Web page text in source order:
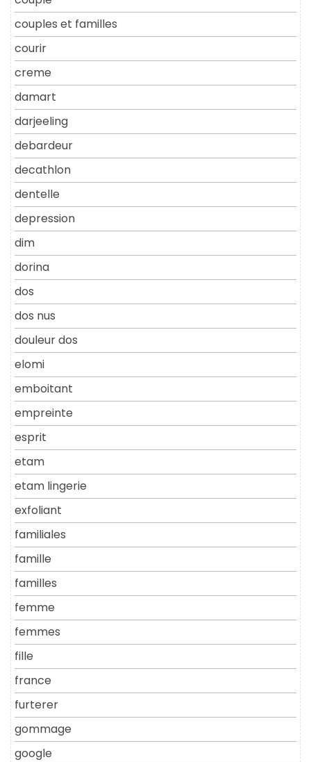
couples et familles
courir
creme
damart
darjeeling
debardeur
decathlon
dentelle
depression
dim
dorina
dos
dos nus
douleur dos
elomi
emboitant
empreinte
esprit
etam
etam lingerie
exfoliant
familiales
famille
familles
femme
femmes
fille
france
furterer
gommage
google